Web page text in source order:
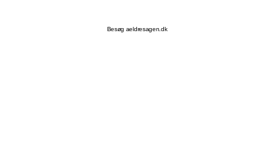
Besøg aeldresagen.dk